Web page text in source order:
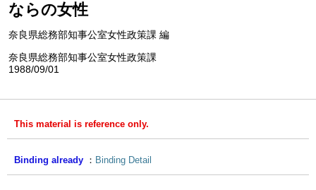
ならの女性
奈良県総務部知事公室女性政策課 編
奈良県総務部知事公室女性政策課
1988/09/01
This material is reference only.
Binding already Binding Detail